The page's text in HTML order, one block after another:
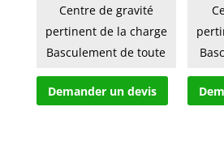
Centre de gravité
pertinent de la charge
Basculement de toute
hauteur par commande
à
Demander un devis

